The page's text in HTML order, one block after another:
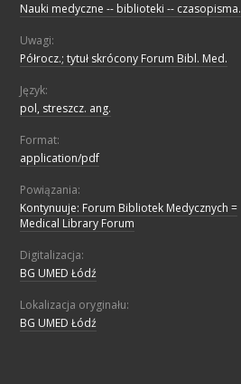
Nauki medyczne -- biblioteki -- czasopisma.
Uwagi:
Półrocz.; tytuł skrócony Forum Bibl. Med.
Język:
pol, streszcz. ang.
Format:
application/pdf
Powiązania:
Kontynuuje: Forum Bibliotek Medycznych =
Medical Library Forum
Digitalizacja:
BG UMED Łódź
Lokalizacja oryginału:
BG UMED Łódź